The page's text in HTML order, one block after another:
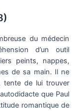
du médecin
d’un outil
peints, nappes,
de sa main. Il ne
tente de lui trouver
que Paul
romantique de